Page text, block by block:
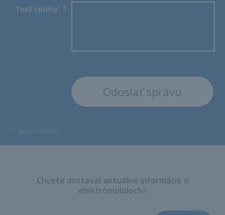
Text správy: *
Chcete dostávať aktuálne informácie o
elektromobiloch?